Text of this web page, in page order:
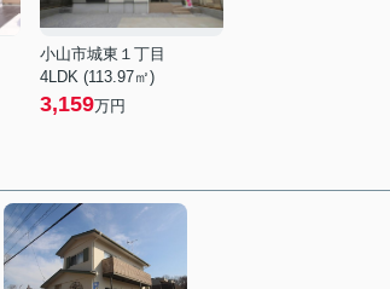
小山市城東１丁目
4LDK (113.97㎡)
3,159万円